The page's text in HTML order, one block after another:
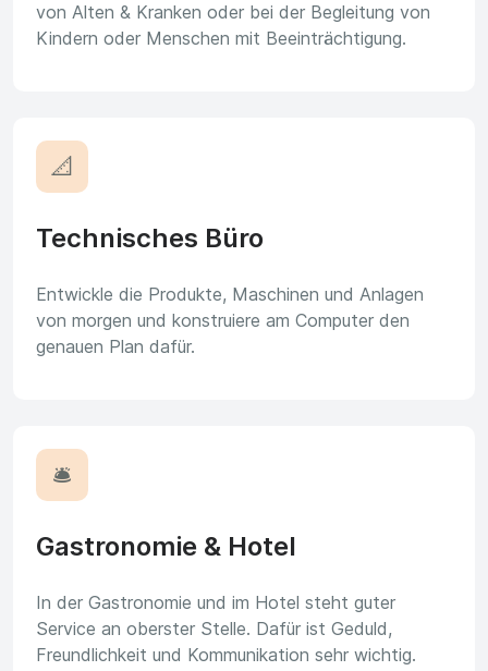
von Alten & Kranken oder bei der Begleitung von
Kindern oder Menschen mit Beeinträchtigung.
📐
Technisches Büro
Entwickle die Produkte, Maschinen und Anlagen
von morgen und konstruiere am Computer den
genauen Plan dafür.
🛎️
Gastronomie & Hotel
In der Gastronomie und im Hotel steht guter
Service an oberster Stelle. Dafür ist Geduld,
Freundlichkeit und Kommunikation sehr wichtig.